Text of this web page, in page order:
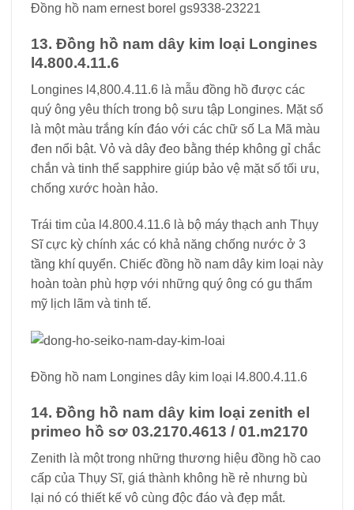
Đồng hồ nam ernest borel gs9338-23221
13. Đồng hồ nam dây kim loại Longines
l4.800.4.11.6
Longines l4,800.4.11.6 là mẫu đồng hồ được các
quý ông yêu thích trong bộ sưu tập Longines. Mặt số
là một màu trắng kín đáo với các chữ số La Mã màu
đen nổi bật. Vỏ và dây đeo bằng thép không gỉ chắc
chắn và tinh thể sapphire giúp bảo vệ mặt số tối ưu,
chống xước hoàn hảo.
Trái tim của l4.800.4.11.6 là bộ máy thạch anh Thụy
Sĩ cực kỳ chính xác có khả năng chống nước ở 3
tầng khí quyển. Chiếc đồng hồ nam dây kim loại này
hoàn toàn phù hợp với những quý ông có gu thẩm
mỹ lịch lãm và tinh tế.
Đồng hồ nam Longines dây kim loại l4.800.4.11.6
14. Đồng hồ nam dây kim loại zenith el
primeo hồ sơ 03.2170.4613 / 01.m2170
Zenith là một trong những thương hiệu đồng hồ cao
cấp của Thụy Sĩ, giá thành không hề rẻ nhưng bù
lại nó có thiết kế vô cùng độc đáo và đẹp mắt.